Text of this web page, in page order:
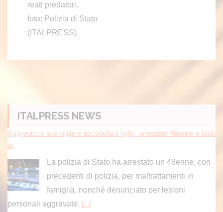
reati predatori.
foto: Polizia di Stato
(ITALPRESS).
ITALPRESS NEWS
Aggredisce la moglie e accoltella il figlio, arrestato 48enne a Isch
ia
La polizia di Stato ha arrestato un 48enne, con
precedenti di polizia, per maltrattamenti in
famiglia, nonché denunciato per lesioni
personali aggravate. [...]